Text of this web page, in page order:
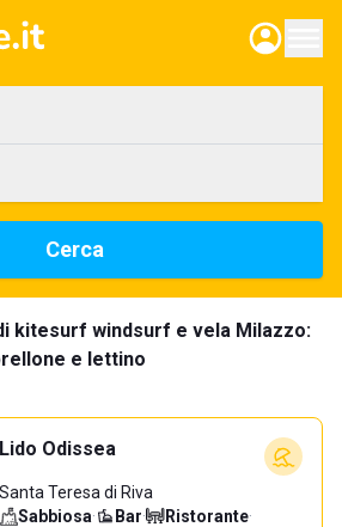
Cerca
kitesurf windsurf e vela Milazzo:
e lettino
Lido Odissea
Santa Teresa di Riva
Sabbiosa· Bar· Ristorante·